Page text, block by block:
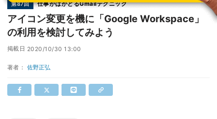
第87回 仕事がはかどるGmailテクニック
アイコン変更を機に「Google Workspace」
の利用を検討してみよう
掲載日 2020/10/30 13:00
著者： 佐野正弘